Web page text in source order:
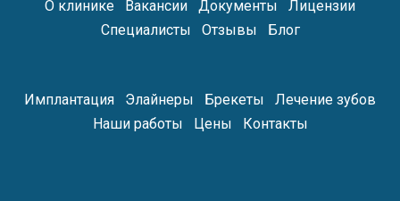
О клинике Вакансии Документы
Лицензии
Специалисты
Отзывы Блог
Имплантация Элайнеры Брекеты
Лечение зубов
Наши работы
Цены Контакты